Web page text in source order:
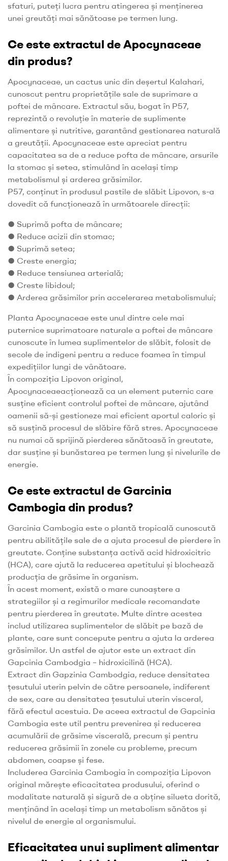
sfaturi, puteți lucra pentru atingerea și menținerea
unei greutăți mai sănătoase pe termen lung.
Ce este extractul de Apocynaceae
din produs?
Apocynaceae, un cactus unic din deșertul Kalahari,
cunoscut pentru proprietățile sale de suprimare a
poftei de mâncare. Extractul său, bogat în P57,
reprezintă o revoluție în materie de suplimente
alimentare și nutritive, garantând gestionarea naturală
a greutății. Apocynaceae este apreciat pentru
capacitatea sa de a reduce pofta de mâncare, arsurile
la stomac și setea, stimulând în același timp
metabolismul și arderea grăsimilor.
P57, conținut în produsul pastile de slăbit Lipovon, s-a
dovedit că funcționează în următoarele direcții:
● Suprimă pofta de mâncare;
● Reduce acizii din stomac;
● Suprimă setea;
● Creste energia;
● Reduce tensiunea arterială;
● Creste libidoul;
● Arderea grăsimilor prin accelerarea metabolismului;
Planta Apocynaceae este unul dintre cele mai
puternice suprimatoare naturale a poftei de mâncare
cunoscute în lumea suplimentelor de slăbit, folosit de
secole de indigeni pentru a reduce foamea în timpul
expedițiilor lungi de vânătoare.
În compoziția Lipovon original,
Apocynaceaeacționează ca un element puternic care
susține eficient controlul poftei de mâncare, ajutând
oamenii să-și gestioneze mai eficient aportul caloric și
să susțină procesul de slăbire fără stres. Apocynaceae
nu numai că sprijină pierderea sănătoasă în greutate,
dar susține și bunăstarea pe termen lung și nivelurile de
energie.
Ce este extractul de Garcinia
Cambogia din produs?
Garcinia Cambogia este o plantă tropicală cunoscută
pentru abilitățile sale de a ajuta procesul de pierdere în
greutate. Conține substanța activă acid hidroxicitric
(HCA), care ajută la reducerea apetitului și blochează
producția de grăsime în organism.
În acest moment, există o mare cunoaștere a
strategiilor și a regimurilor medicale recomandate
pentru pierderea în greutate. Multe dintre acestea
includ utilizarea suplimentelor de slăbit pe bază de
plante, care sunt concepute pentru a ajuta la arderea
grăsimilor. Un astfel de ajutor este un extract din
Gapcinia Cambodgia – hidroxicilină (HCA).
Extract din Gapzinia Cambodgia, reduce densitatea
țesutului uterin pelvin de către persoanele, indiferent
de sex, care au densitatea țesutului uterin visceral,
fără efectul acestuia. De aceea extractul de Gapcinia
Cambogia este util pentru prevenirea și reducerea
acumulării de grăsime viscerală, precum și pentru
reducerea grăsimii în zonele cu probleme, precum
abdomen, coapse și fese.
Includerea Garcinia Cambogia în compoziția Lipovon
original mărește eficacitatea produsului, oferind o
modalitate naturală și sigură de a obține silueta dorită,
menținând în același timp un metabolism sănătos și
nivelul de energie al organismului.
Eficacitatea unui supliment alimentar